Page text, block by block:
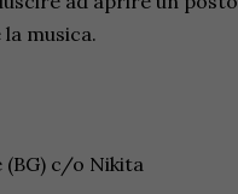
musica.
(BG) c/o Nikita